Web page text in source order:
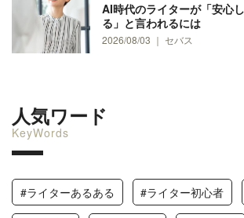
AI時代のライターが「安心
る」と言われるには
2026/08/03 ｜ セバス
人気ワード
KeyWords
#ライターあるある #ライター初心者